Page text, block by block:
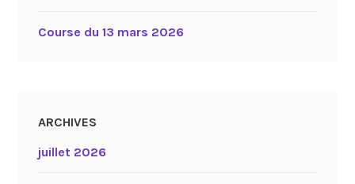
Course du 13 mars 2026
ARCHIVES
juillet 2026